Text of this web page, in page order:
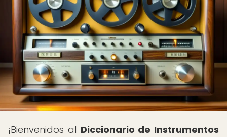
¡Bienvenidos al Diccionario de Instrumentos